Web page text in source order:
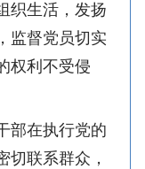
生活，发扬
监督党员切实
权利不受侵
在执行党的
切联系群众，